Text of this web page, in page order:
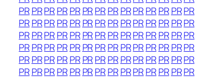
PRPRPRPRPR PRPRPRPRPRPRPR PRPR
PRPRPRPRPR PRPRPRPRPRPRPR PRPR
PRPRPRPRPR PRPRPRPRPRPRPR PRPR
PRPRPRPRPR PRPRPRPRPRPRPR PRPR
PRPRPRPRPR PRPRPRPRPRPRPR PRPR
PRPRPRPRPR PRPRPRPRPRPRPR PRPR